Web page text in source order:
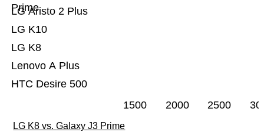
HTC Desire 500
Lenovo A Plus
LG K8
LG K10
LG Aristo 2 Plus
Prime
1500 2000 2500
LG K8 vs. Galaxy J3 Prime